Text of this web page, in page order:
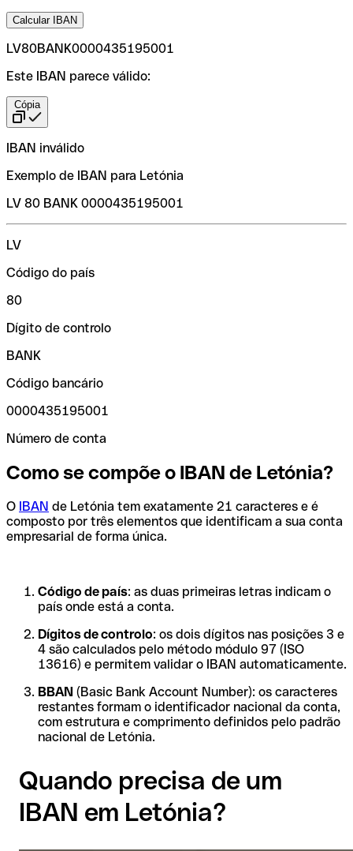
Calcular IBAN
LV80BANK0000435195001
Este IBAN parece válido:
Cópia
IBAN inválido
Exemplo de IBAN para Letónia
LV 80 BANK 0000435195001
LV
Código do país
80
Dígito de controlo
BANK
Código bancário
0000435195001
Número de conta
Como se compõe o IBAN de Letónia?
O IBAN de Letónia tem exatamente 21 caracteres e é
composto por três elementos que identificam a sua conta
empresarial de forma única.
Código de país: as duas primeiras letras indicam o
país onde está a conta.
Dígitos de controlo: os dois dígitos nas posições 3 e
4 são calculados pelo método módulo 97 (ISO
13616) e permitem validar o IBAN automaticamente.
BBAN (Basic Bank Account Number): os caracteres
restantes formam o identificador nacional da conta,
com estrutura e comprimento definidos pelo padrão
nacional de Letónia.
Quando precisa de um
IBAN em Letónia?